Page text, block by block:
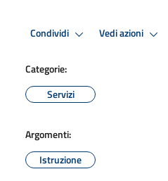
Condividi Vedi azioni
Categorie:
Servizi
Argomenti:
Istruzione